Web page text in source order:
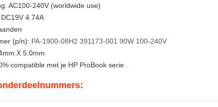
AC100-240V (worldwide use)
4.74A
(p/n): PA-1900-08H2 391173-001 90W 100-240V
X 5.0mm
compatible met je HP ProBook serie .